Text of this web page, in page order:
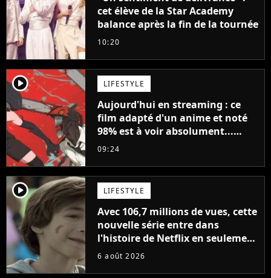
cet élève de la Star Academy
balance après la fin de la tournée
10:20
player2 LIFESTYLE
Aujourd'hui en streaming : ce
film adapté d'un anime et noté
98% est à voir absolument...
sinon vous ne comprendrez plus
09:24
player2 LIFESTYLE
Avec 106,7 millions de vues, cette
nouvelle série entre dans
l'histoire de Netflix en seulement
48 jours
6 août 2026